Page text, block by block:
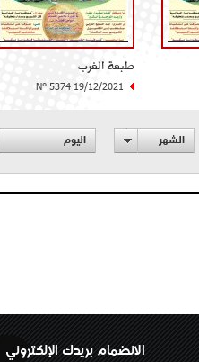
طبعة الغرب
N° 5374 19/12/2021
الشهر اليوم
الانضمام بريدك الإلكتروني